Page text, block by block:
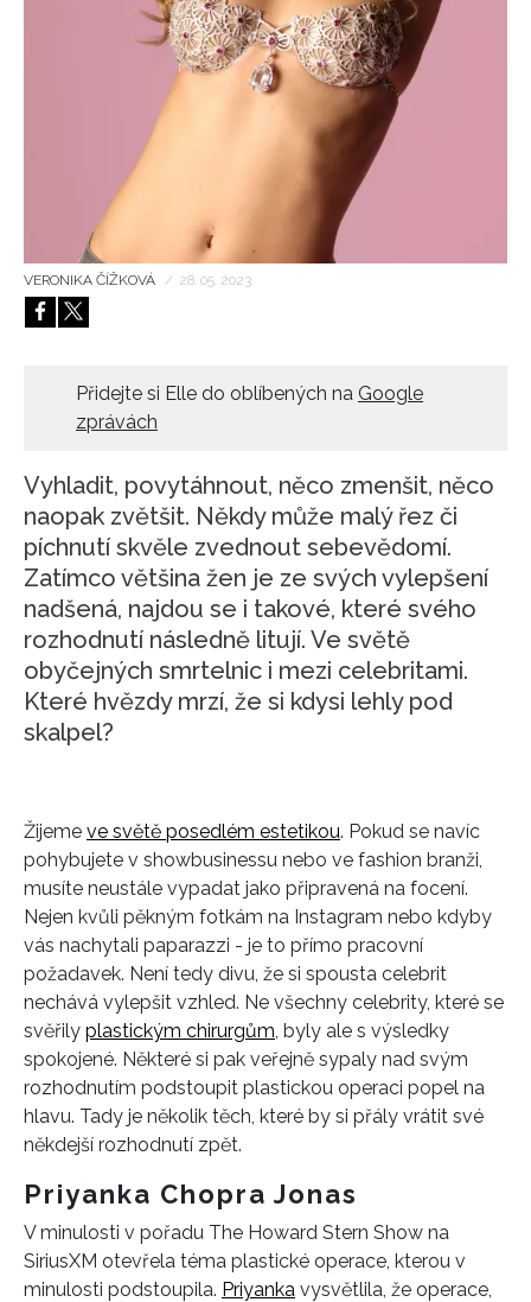
VERONIKA ČÍŽKOVÁ / 28. 05. 2023
Přidejte si Elle do oblíbených na Google
zprávách
Vyhladit, povytáhnout, něco zmenšit, něco
naopak zvětšit. Někdy může malý řez či
píchnutí skvěle zvednout sebevědomí.
Zatímco většina žen je ze svých vylepšení
nadšená, najdou se i takové, které svého
rozhodnutí následně litují. Ve světě
obyčejných smrtelnic i mezi celebritami.
Které hvězdy mrzí, že si kdysi lehly pod
skalpel?
Žijeme ve světě posedlém estetikou. Pokud se navíc
pohybujete v showbusinessu nebo ve fashion branži,
musíte neustále vypadat jako připravená na focení.
Nejen kvůli pěkným fotkám na Instagram nebo kdyby
vás nachytali paparazzi - je to přímo pracovní
požadavek. Není tedy divu, že si spousta celebrit
nechává vylepšit vzhled. Ne všechny celebrity, které se
svěřily plastickým chirurgům , byly ale s výsledky
spokojené. Některé si pak veřejně sypaly nad svým
rozhodnutím podstoupit plastickou operaci popel na
hlavu. Tady je několik těch, které by si přály vrátit své
někdejší rozhodnutí zpět.
Priyanka Chopra Jonas
V minulosti v pořadu The Howard Stern Show na
SiriusXM otevřela téma plastické operace, kterou v
minulosti podstoupila. Priyanka vysvětlila, že operace,